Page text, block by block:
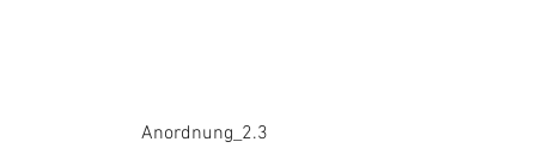
Anordnung_2.3